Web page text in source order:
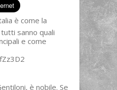
è come la
sanno quali
e come
è nobile. Se